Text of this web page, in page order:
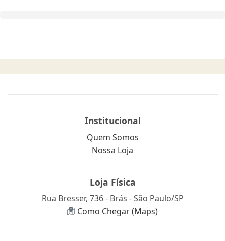
Institucional
Quem Somos
Nossa Loja
Loja Física
Rua Bresser, 736 - Brás - São Paulo/SP
Como Chegar (Maps)